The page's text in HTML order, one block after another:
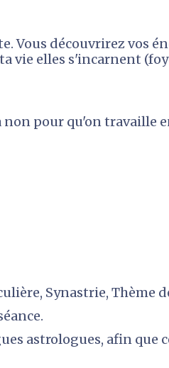
Vous découvrirez vos
vie elles s'incarnent
pour qu'on travaille
Synastrie, Thème
astrologues, afin que